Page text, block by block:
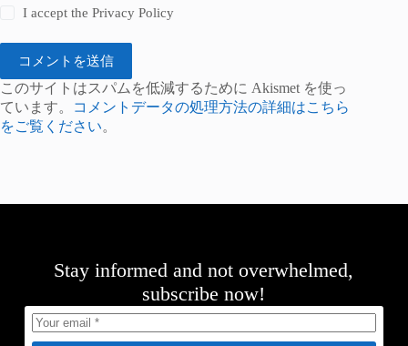
I accept thePrivacy Policy
コメントを送信
このサイトはスパムを低減するために Akismet を使っ
ています。
コメントデータの処理方法の詳細はこちら
をご覧ください。
Stay informed and not overwhelmed,
subscribe now!